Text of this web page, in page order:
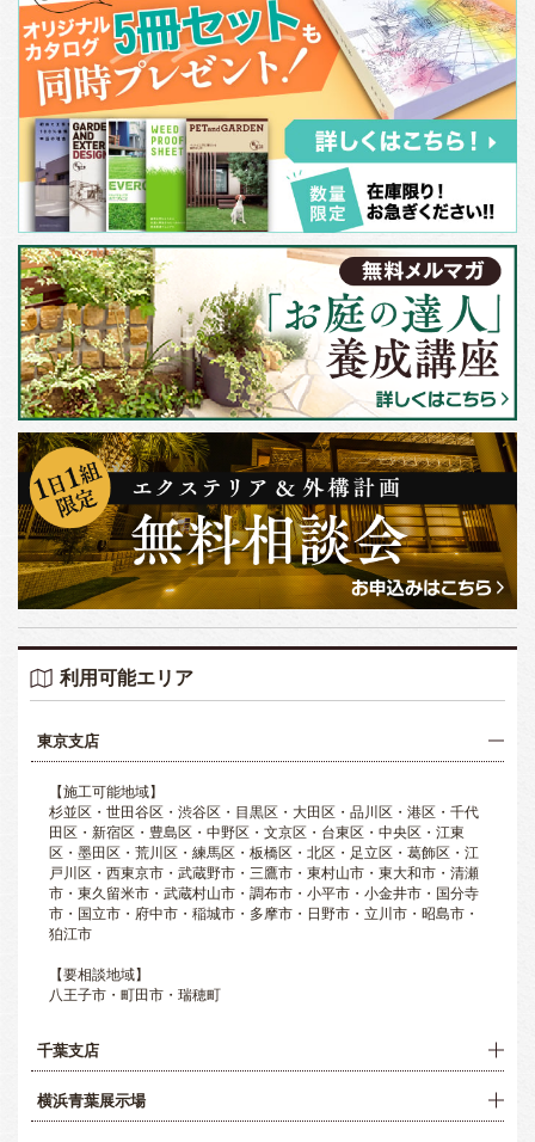
利用可能エリア
東京支店
【施工可能地域】
杉並区・世田谷区・渋谷区・目黒区・大田区・品川区・港区・千代
田区・新宿区・豊島区・中野区・文京区・台東区・中央区・江東
区・墨田区・荒川区・練馬区・板橋区・北区・足立区・葛飾区・江
戸川区・西東京市・武蔵野市・三鷹市・東村山市・東大和市・清瀬
市・東久留米市・武蔵村山市・調布市・小平市・小金井市・国分寺
市・国立市・府中市・稲城市・多摩市・日野市・立川市・昭島市・
狛江市
【要相談地域】
八王子市・町田市・瑞穂町
千葉支店
横浜青葉展示場